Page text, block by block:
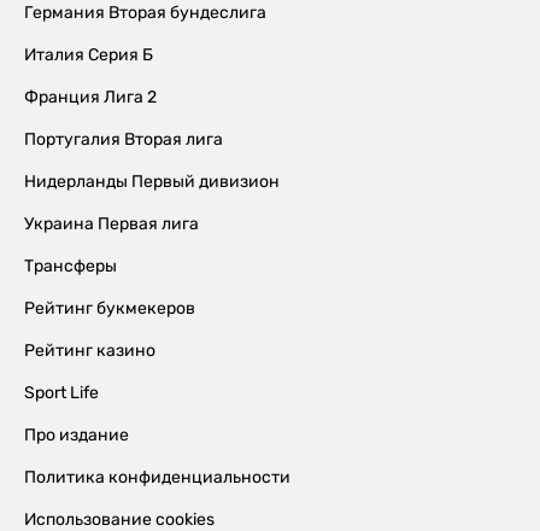
Германия Вторая бундеслига
Италия Серия Б
Франция Лига 2
Португалия Вторая лига
Нидерланды Первый дивизион
Украина Первая лига
Трансферы
Рейтинг букмекеров
Рейтинг казино
Sport Life
Про издание
Политика конфиденциальности
Использование cookies